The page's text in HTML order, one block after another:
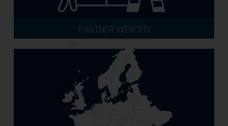
PARTNER WERDEN